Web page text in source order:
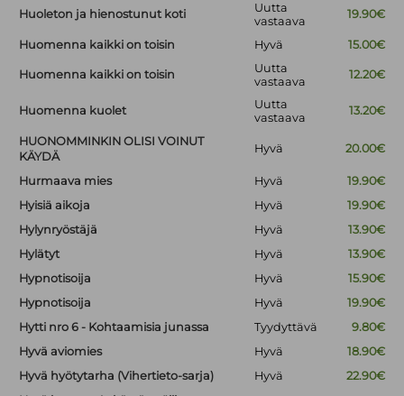
Huoleton ja hienostunut koti
Uutta
vastaava
19.90€
Huomenna kaikki on toisin Hyvä 15.00€
Huomenna kaikki on toisin
Uutta
vastaava
12.20€
Huomenna kuolet
Uutta
vastaava
13.20€
HUONOMMINKIN OLISI VOINUT
KÄYDÄ
Hyvä 20.00€
Hurmaava mies Hyvä
19.90€
Hyisiä aikoja
Hyvä
19.90€
Hylynryöstäjä
Hyvä
13.90€
Hylätyt
Hyvä
13.90€
Hypnotisoija
Hyvä
15.90€
Hypnotisoija
Hyvä
19.90€
Hytti nro 6 - Kohtaamisia junassa
Tyydyttävä
9.80€
Hyvä aviomies
Hyvä
18.90€
Hyvä hyötytarha (Vihertieto-sarja)
Hyvä
22.90€